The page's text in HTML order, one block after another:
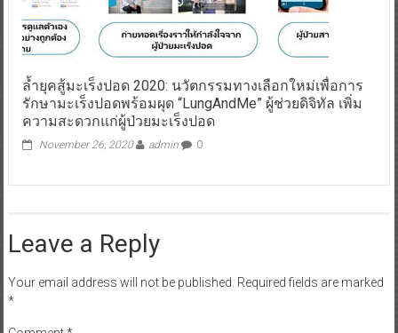
ล้ำยุคสู้มะเร็งปอด 2020: นวัตกรรมทางเลือกใหม่เพื่อการ
รักษามะเร็งปอดพร้อมผุด “LungAndMe” ผู้ช่วยดิจิทัล เพิ่ม
ความสะดวกแก่ผู้ป่วยมะเร็งปอด
November 26, 2020 admin 0
Leave a Reply
Your email address will not be published. Required fields are marked
*